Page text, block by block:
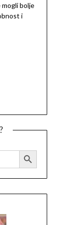
mogli bolje
i
Search Button